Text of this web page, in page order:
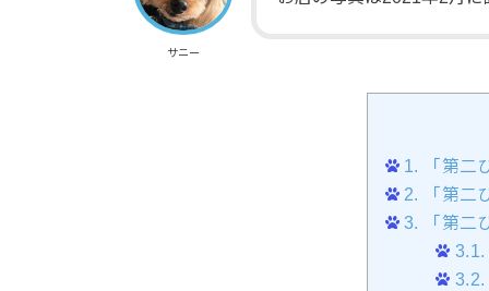
サニー
1.
「第二
2.
「第二
3.
「第二
3.1.
3.2.